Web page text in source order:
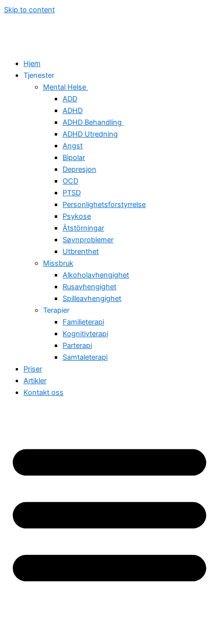
Skip to content
Hjem
Tjenester
Mental Helse
ADD
ADHD
ADHD Behandling
ADHD Utredning
Angst
Bipolar
Depresjon
OCD
PTSD
Personlighetsforstyrrelse
Psykose
Ätstörningar
Søvnproblemer
Utbrenthet
Missbruk
Alkoholavhengighet
Rusavhengighet
Spilleavhengighet
Terapier
Familieterapi
Kognitivterapi
Parterapi
Samtaleterapi
Priser
Artikler
Kontakt oss